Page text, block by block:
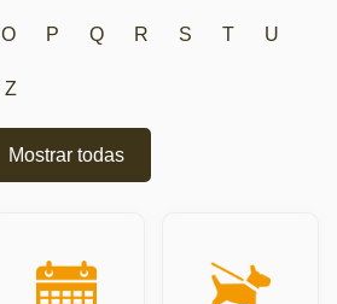
O P Q R S T U
Z
Mostrar todas